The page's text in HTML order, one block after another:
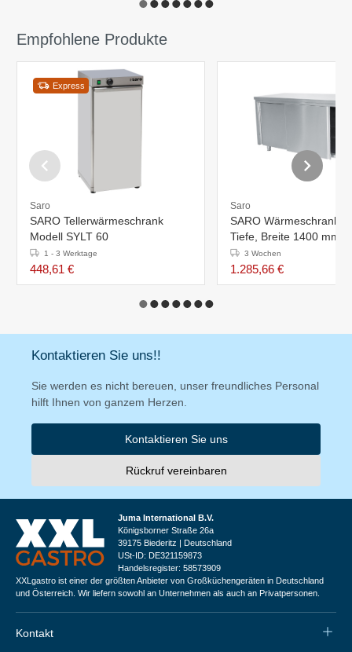
Empfohlene Produkte
Express
Saro
SARO Tellerwärmeschrank
Modell SYLT 60
1 - 3 Werktage
448,61 €
Saro
SARO Wärmeschrank -
Tiefe, Breite 1400 mm
3 Wochen
1.285,66 €
Kontaktieren Sie uns!!
Sie werden es nicht bereuen, unser freundliches Personal
hilft Ihnen von ganzem Herzen.
Kontaktieren Sie uns
Rückruf vereinbaren
Juma International B.V.
Königsborner Straße 26a
39175 Biederitz | Deutschland
USt-ID: DE321159873
Handelsregister: 58573909
XXLgastro ist einer der größten Anbieter von Großküchengeräten in Deutschland
und Österreich. Wir liefern sowohl an Unternehmen als auch an Privatpersonen.
Kontakt